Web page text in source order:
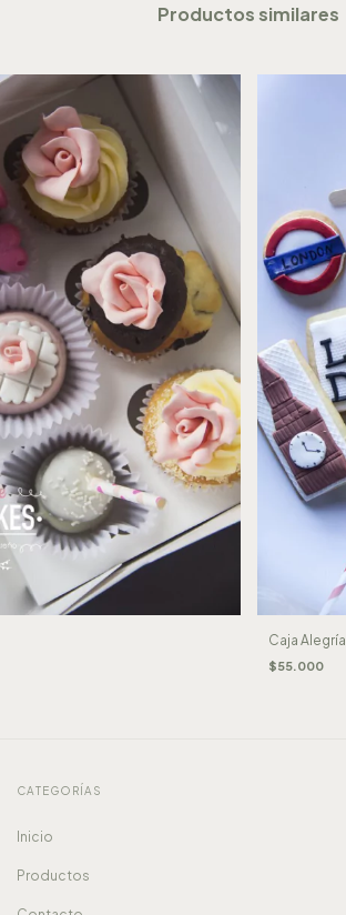
Productos similares
Caja Alegría
$55.000
CATEGORÍAS
Inicio
Productos